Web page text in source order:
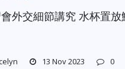
外交細節講究 水杯置放
13 Nov 2023 0